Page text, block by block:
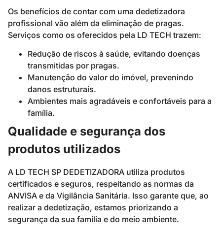
Os benefícios de contar com uma dedetizadora
profissional vão além da eliminação de pragas.
Serviços como os oferecidos pela LD TECH trazem:
Redução de riscos à saúde, evitando doenças
transmitidas por pragas.
Manutenção do valor do imóvel, prevenindo
danos estruturais.
Ambientes mais agradáveis e confortáveis para a
família.
Qualidade e segurança dos
produtos utilizados
A LD TECH SP DEDETIZADORA utiliza produtos
certificados e seguros, respeitando as normas da
ANVISA e da Vigilância Sanitária. Isso garante que, ao
realizar a dedetização, estamos priorizando a
segurança da sua família e do meio ambiente.